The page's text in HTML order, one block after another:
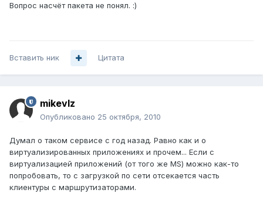
Вопрос насчёт пакета не понял. :)
Вставить ник Цитата
mikevlz
Опубликовано 25 октября, 2010
Думал о таком сервисе с год назад. Равно как и о
виртуализированных приложениях и прочем... Если с
виртуализацией приложений (от того же MS) можно как-то
попробовать, то с загрузкой по сети отсекается часть
клиентуры с маршрутизаторами.